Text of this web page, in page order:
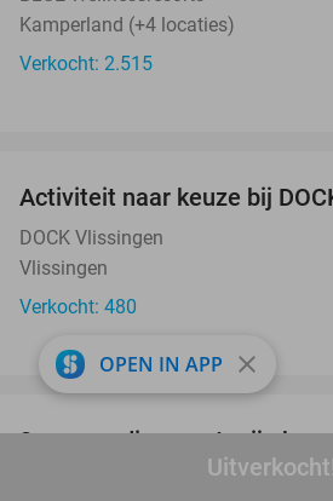
Kamperland (+4 locaties)
Verkocht: 2.515
Activiteit naar keuze bij
DOCK Vlissingen
Vlissingen
Verkocht: 480
3-gangendiner met vrije
Restaurant OASSIS
OPEN IN APP close